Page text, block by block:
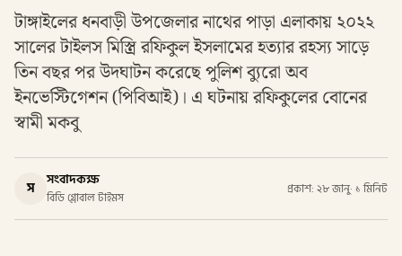
টাঙ্গাইলের ধনবাড়ী উপজেলার নাথের পাড়া এলাকায় ২০২২
সালের টাইলস মিস্ত্রি রফিকুল ইসলামের হত্যার রহস্য সাড়ে
তিন বছর পর উদঘাটন করেছে পুলিশ ব্যুরো অব
ইনভেস্টিগেশন (পিবিআই)। এ ঘটনায় রফিকুলের বোনের
স্বামী মকবু
স সংবাদকক্ষ
বিডি গ্লোবাল টাইমস
প্রকাশ: ২৮ জানু· ১ মিনিট